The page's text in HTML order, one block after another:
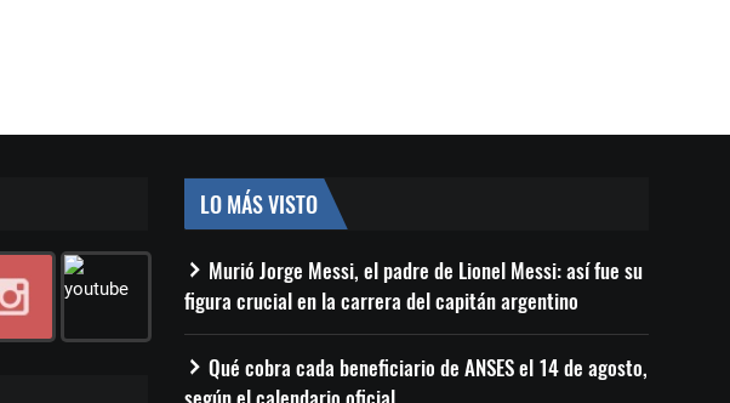
LO MÁS VISTO
Murió Jorge Messi, el padre de Lionel Messi: así fue su
figura crucial en la carrera del capitán argentino
Qué cobra cada beneficiario de ANSES el 14 de agosto,